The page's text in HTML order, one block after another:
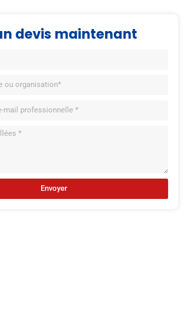
devis maintenant
Envoyer